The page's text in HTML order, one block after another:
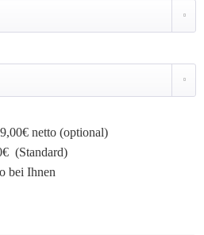
netto (optional)
(Standard)
bei Ihnen